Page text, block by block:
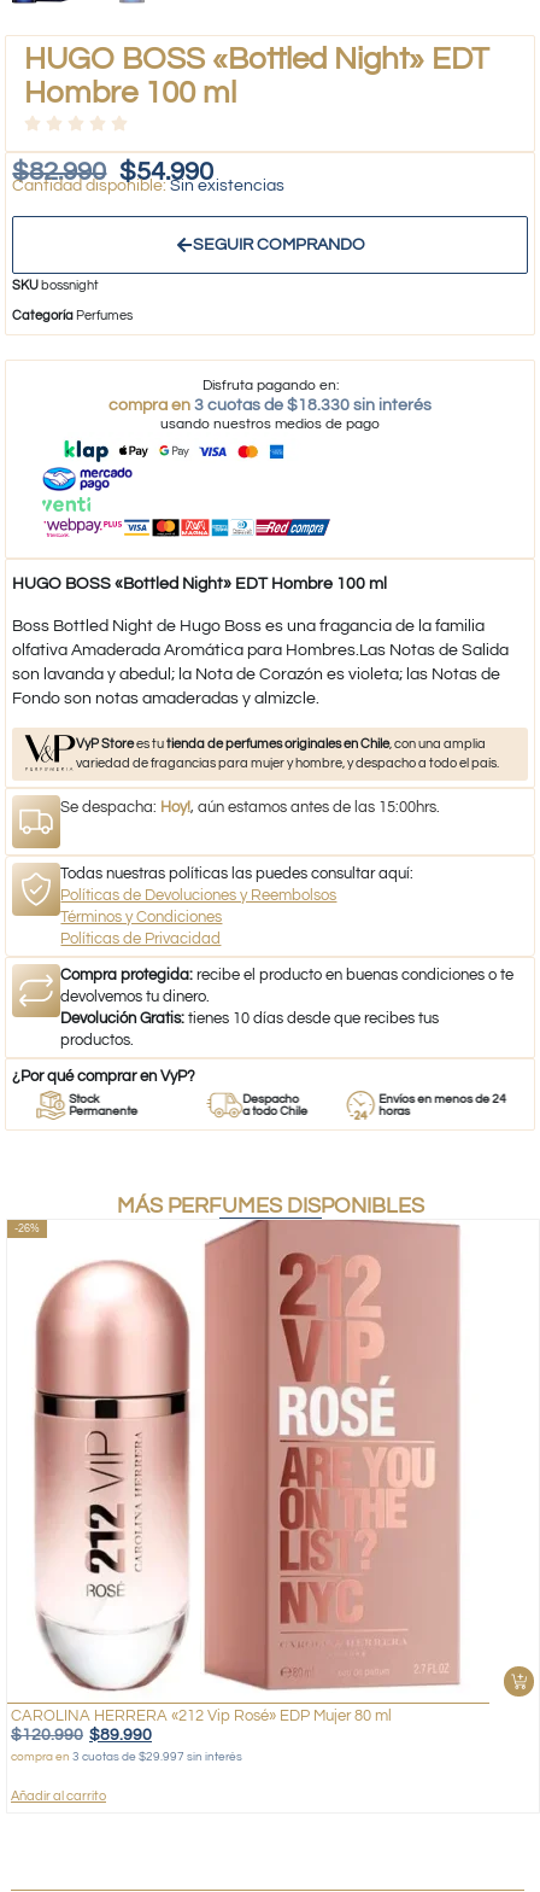
HUGO BOSS «Bottled Night» EDT
Hombre 100 ml
$82.990 $54.990
Sin existencias
SEGUIR COMPRANDO
SKU bossnight
Categoría Perfumes
Disfruta pagando en:
compra en 3 cuotas de $18.330 sin interés
usando nuestros medios de pago
HUGO BOSS «Bottled Night» EDT Hombre 100 ml
Boss Bottled Night de Hugo Boss es una fragancia de la familia
olfativa Amaderada Aromática para Hombres.Las Notas de Salida
son lavanda y abedul; la Nota de Corazón es violeta; las Notas de
Fondo son notas amaderadas y almizcle.
VyP Storees tutienda de perfumes originales en Chile, con una amplia
variedad de fragancias para mujer y hombre, y despacho a todo el país.
Se despacha: Hoy!, aún estamos antes de las 15:00hrs.
Todas nuestras políticas las puedes consultar aquí:
Políticas de Devoluciones y Reembolsos
Términos y Condiciones
Políticas de Privacidad
Compra protegida: recibe el producto en buenas condiciones o te
devolvemos tu dinero.
Devolución Gratis: tienes 10 días desde que recibes tus
productos.
¿Por qué comprar en VyP?
Stock
Permanente
Despacho
a todo Chile
Envíos en menos de 24
horas
MÁS PERFUMES DISPONIBLES
-26%
CAROLINA HERRERA «212 Vip Rosé» EDP Mujer 80 ml
$120.990 $89.990
compra en 3 cuotas de $29.997 sin interés
Añadir al carrito